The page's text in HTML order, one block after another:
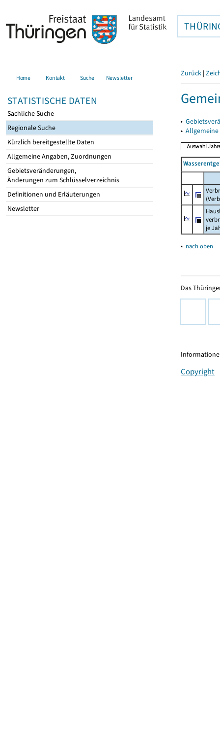
Home Kontakt Suche Newsletter
STATISTISCHE DATEN
Sachliche Suche
Regionale Suche
Kürzlich bereitgestellte Daten
Allgemeine Angaben, Zuordnungen
Gebietsveränderungen,
Änderungen zum Schlüsselverzeichnis
Definitionen und Erläuterungen
Newsletter
Zurück |
▸
▸
je
▴ nach oben
Das
Copyright